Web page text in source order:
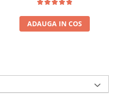
ADAUGA IN COS